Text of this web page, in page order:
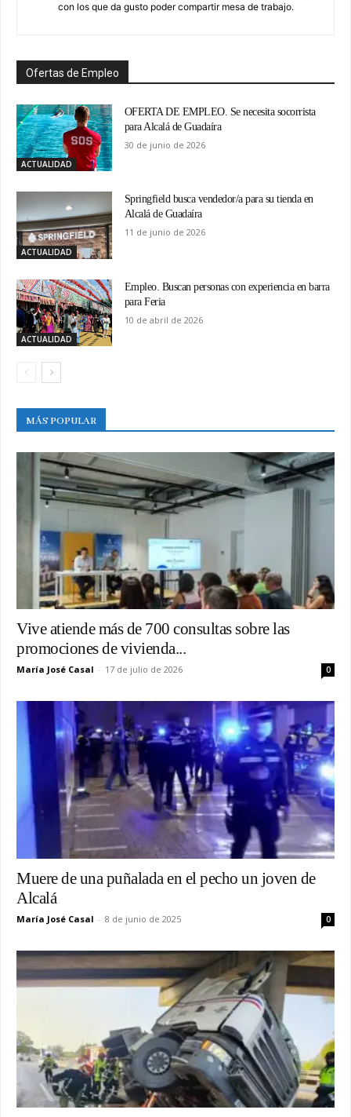
con los que da gusto poder compartir mesa de trabajo.
Ofertas de Empleo
ACTUALIDAD
OFERTA DE EMPLEO. Se necesita socorrista
para Alcalá de Guadaíra
30 de junio de 2026
ACTUALIDAD
Springfield busca vendedor/a para su tienda en
Alcalá de Guadaíra
11 de junio de 2026
ACTUALIDAD
Empleo. Buscan personas con experiencia en barra
para Feria
10 de abril de 2026
MÁS POPULAR
Vive atiende más de 700 consultas sobre las
promociones de vivienda...
María José Casal - 17 de julio de 2026 0
Muere de una puñalada en el pecho un joven de
Alcalá
María José Casal - 8 de junio de 2025 0